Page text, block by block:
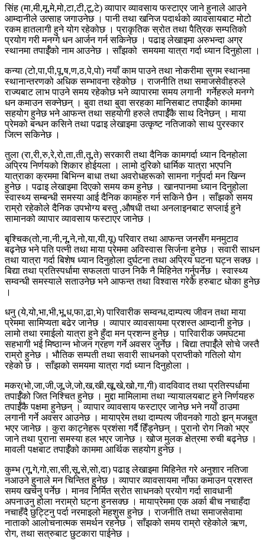
सिंह (मा,मी,मू,मे,मो,टा,टी,टू,टे) व्यापार व्यावसाय फस्टाएर जाने हुनाले आउने
आम्दानीले उत्साह जगाउनेछ । पानी तथा खनिज पदार्थको व्यावसायबाट मोटो
रकम हातलागी हुने योग रहेकोछ । प्राकृतिक स्रोत तथा पैत्रिक सम्पतिको
प्रयोग गरी मनग्गे धन आर्जन गर्न सकिनेछ । पढाइ लेखाइमा अरुभन्दा अग्र
स्थानमा तपार्ईँको नाम आउनेछ । साँझको समयमा यात्रा गर्दा ध्यान दिनुहोला ।
कन्या (टो,पा,पी,पू,ष,ण,ठ,पे,पो) नयाँ काम पाउने तथा नोकरीमा सुगम स्थानमा
स्थानान्तरणको अधिक सम्भावना रहेकोछ । राजनीति तथा समाजसेवीहरुले
राज्यबाट लाभ पाउने समय रहेकोछ भने व्यापारमा समय लगानी गर्नेहरुले मनग्गे
धन कमाउन सक्नेछन् । बुवा तथा बुवा सरहका मानिसबाट तपार्ईँको काममा
सहयोग हुनेछ भने आफन्त तथा सहयोगी हरुले तपार्ईँकै साथ दिनेछन् । माया
प्रेमको बन्धन कसिने तथा पढाइ लेखाइमा उत्कृष्ट नतिजाको साथ पुरस्कार
जित्न सकिनेछ ।
तुला (रा,री,रु,रे,रो,ता,ती,तू,ते) सरकारी तथा दैनिक कामगर्दा ध्यान दिनहोला
अप्रिय निर्णयको शिकार होईयला । लामो दुरिको धार्मिक यात्रा भएपनि
यात्राका क्रममा बिभिन्न बाधा तथा अवरोधहरूको सामना गर्नुपर्दा मन खिन्न
हुनेछ । पढाइ लेखाइमा दिएको समय कम हुनेछ । खानपानमा ध्यान दिनुहोला
स्वास्थ्य सम्बन्धी समस्या आई दैनिक कामहरु गर्न सकिने छैन । साँझको समय
राम्रो रहेकोले दैनिक उपभोग्य बस्तु ,औषधी तथा अनलाइनबाट सप्लाई हुने
सामानको व्यापार व्यावसाय फस्टाएर जानेछ ।
बृश्चिक(तो,ना,नी,नू,ने,नो,या,यी,यू) परिवार तथा आफन्त जनसँग मनमुटाव
बढ्नेछ भने पति पत्नी तथा माया प्रेममा अविस्वास सिर्जना हुनेछ । सवारी साधन
तथा यात्रा गर्दा बिशेष ध्यान दिनुहोला दुर्घटना तथा अप्रिय घटना घट्न सक्छ ।
बिद्या तथा प्रतिस्पर्धामा सफलता पाउन निकै नै मिहिनेत गर्नुपर्नेछ । स्वास्थ्य
सम्वन्धी समस्याले सताउनेछ भने आफन्त तथा विश्वास गरेकै हरुबाट धोका हुनेछ
।
धनु (ये,यो,भा,भी,भू,ध,फा,ढा,भे) पारिवारीक सम्वन्ध,दाम्पत्य जीवन तथा माया
प्रेममा सामिप्यता बढेर जानेछ । व्यापार व्यावसायमा प्रशस्त आम्दानी हुनेछ ।
लामो तथा रमाईलो यात्रा हुने हुँदा मन प्रशन्न हुनेछ । पारिवारीक जमघटमा
सहभागी भई मिष्ठान्न भोजन ग्रहण गर्ने अवसर जुर्नेछ । बिद्या तपार्ईँले सोचे जस्तै
राम्रो हुनेछ । भौतिक सम्पती तथा सवारी साधनको प्राप्तीको गतिलो योग
रहेको छ । साँझको समयमा यात्रा गर्दा ध्यान दिनुहोला ।
मकर(भो,जा,जी,जू,जे,जो,ख,खी,खू,खे,खो,गा,गी) वादविवाद तथा प्रतिस्पर्धामा
तपार्ईँको जित निश्चित हुनेछ । मुद्दा मामिलामा तथा न्यायालयबाट हुने निर्णयहरु
तपार्ईँकै पक्षमा हुनेछन् । व्यापार व्यावसाय फस्टाएर जानेछ भने नयाँ ठाउमा
लगानी गर्ने अवसर आउनेछ । मायाप्रेम तथा दाम्पत्य जीवनको गाठो झन् मजबुत
भएर जानेछ । कुरा काट्नेहरू प्रशंसा गर्दै हिँड्नेछन् । पुरानो रोग निको भएर
जाने तथा पुराना समस्या हल भएर जानेछ । खोज मुलक क्षेत्रमा रुची बढ्नेछ ।
मावली पक्षबाट तपार्ईँको काममा आर्थिक सहयोग हुनेछ ।
कुम्भ (गू,गे,गो,सा,सी,सू,से,सो,दा) पढाइ लेखाइमा मिहिनेत गरे अनुशार नतिजा
नआउने हुनाले मन चिन्तित हुनेछ । व्यापार व्यावसायमा नाँफा कमाउन प्रशस्त
समय खर्चनु पर्नेछ । मानव निर्मित स्रोत साधनको प्रयोग गर्दा सावधानी
अपनाउनु होला नराम्रो घट्ना हुनसक्छ । मायाप्रेममा एक अर्का बीच नचाहँदा
नचाहँदै छुट्टिनु पर्दा नरमाइलो महशुस हुनेछ । राजनीति तथा समाजसेवामा
नाताको आलोचनात्मक समर्थन रहनेछ । साँझको समय राम्रो रहेकोले ऋण,
रोग, तथा सत्रुबाट छुटकारा पाईनेछ ।